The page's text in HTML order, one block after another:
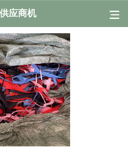
供应商机